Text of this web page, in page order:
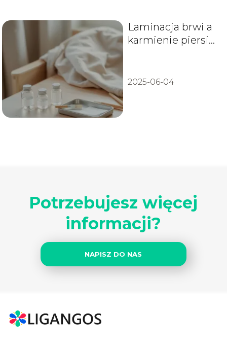
Laminacja brwi a
karmienie piersią
2025-06-04
Potrzebujesz więcej
informacji?
NAPISZ DO NAS